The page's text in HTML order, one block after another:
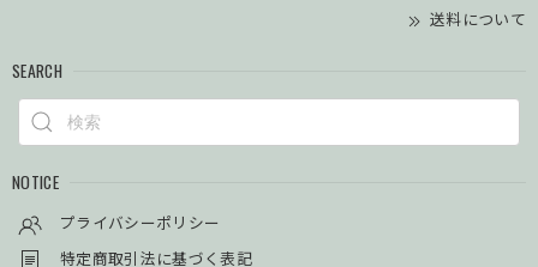
送料について
SEARCH
NOTICE
プライバシーポリシー
特定商取引法に基づく表記